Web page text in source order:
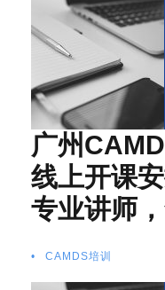
广州
线上开课
专业讲师
• CAMDS培训